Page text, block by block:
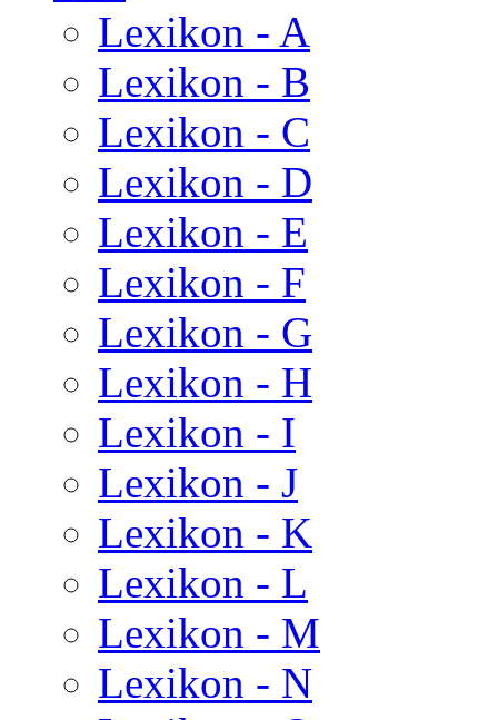
Lexikon - A
Lexikon - B
Lexikon - C
Lexikon - D
Lexikon - E
Lexikon - F
Lexikon - G
Lexikon - H
Lexikon - I
Lexikon - J
Lexikon - K
Lexikon - L
Lexikon - M
Lexikon - N